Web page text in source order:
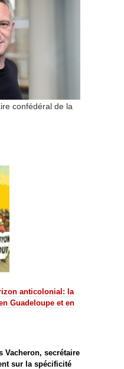
confédéral de la
anticolonial: la
Guadeloupe et en
Vacheron, secrétaire
sur la spécificité